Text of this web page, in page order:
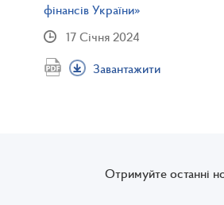
фінансів України»
17 Січня 2024
Завантажити
Отримуйте останні